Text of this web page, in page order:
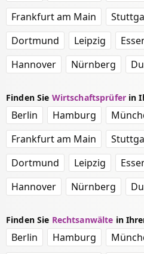
Frankfurt am Main
Dortmund
Leipzig
Hannover
Nürnberg
Finden Sie Wirtschaftsprüferin
Berlin Hamburg
Frankfurt am Main
Dortmund
Leipzig
Hannover
Nürnberg
Finden Sie Rechtsanwälte in
Berlin Hamburg